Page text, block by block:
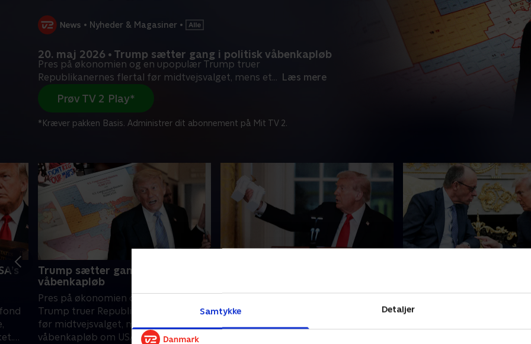
Samtykke Detaljer
• Nyheder & Magasiner •
20. maj 2026 • Trump sætter gang i politisk våbenkapløb
Pres på økonomien og en upopulær Trump truer
Republikanernes flertal før midtvejsvalget, mens et... Læs mere
Prøv TV 2 Play*
*Kræver pakken Basis. Administrer dit abonnement på Mit TV 2.
Trump sætter gang i politisk
våbenkapløb
Pres på økonomien og en upopulær
Trump truer Republikanernes flertal
før midtvejsvalget, mens et politisk
våbenkapløb om USA’s valgdistrikter
markant fysisk præg på Washington
D.C. med nye byggeprojekter, men
kritiseret USA for Iran-